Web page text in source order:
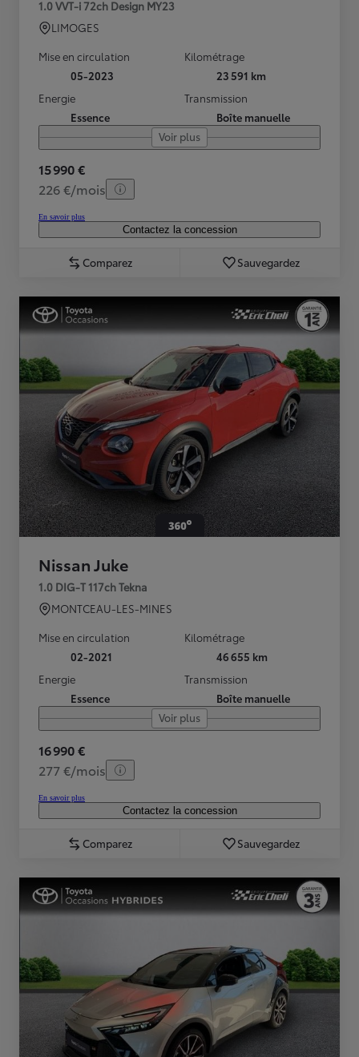
1.0 VVT-i 72ch Design MY23
LIMOGES
Mise en circulation
05-2023
Kilométrage
23 591 km
Energie
Essence
Transmission
Boîte manuelle
Voir plus
15 990 €
226 €/mois
En savoir plus
Contactez la concession
Comparez Sauvegardez
Nissan Juke
1.0 DIG-T 117ch Tekna
MONTCEAU-LES-MINES
Mise en circulation
02-2021
Kilométrage
46 655 km
Energie
Essence
Transmission
Boîte manuelle
Voir plus
16 990 €
277 €/mois
En savoir plus
Contactez la concession
Comparez Sauvegardez